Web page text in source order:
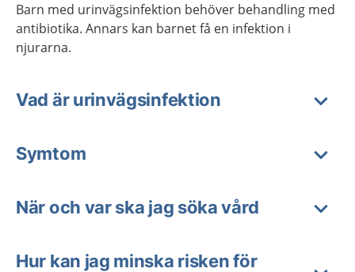
Barn med urinvägsinfektion behöver behandling med
antibiotika. Annars kan barnet få en infektion i
njurarna.
Vad är urinvägsinfektion
Symtom
När och var ska jag söka vård
Hur kan jag minska risken för